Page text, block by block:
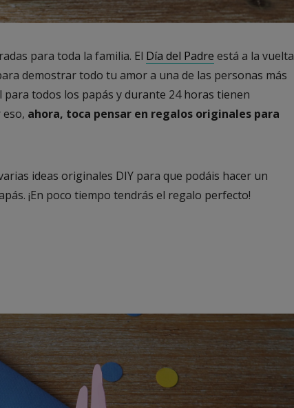
para toda la familia. El Día del Padre está a la vuelta
demostrar todo tu amor a una de las personas más
todos los papás y durante 24 horas tienen
ahora, toca pensar en regalos originales para
ideas originales DIY para que podáis hacer un
¡En poco tiempo tendrás el regalo perfecto!